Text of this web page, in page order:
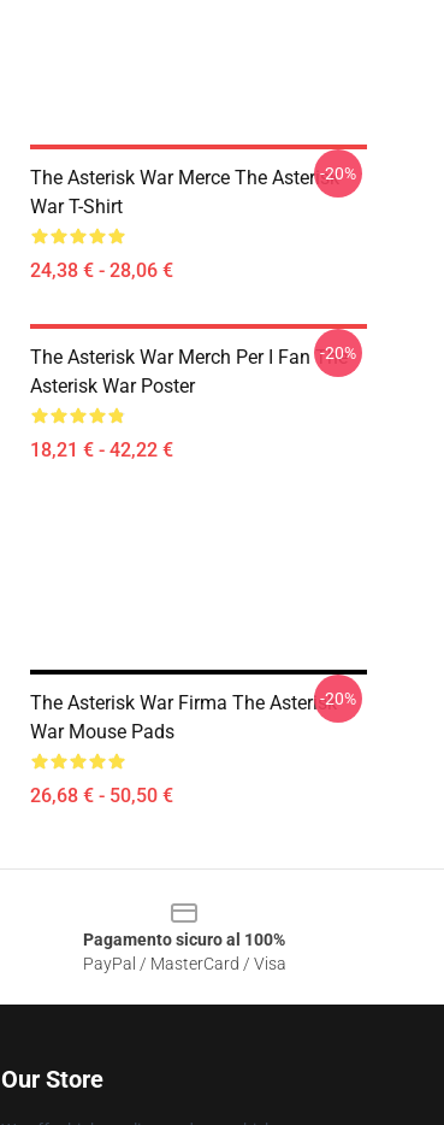
The Asterisk War Merce The Asterisk
War T-Shirt
24,38 € - 28,06 €
-20%
The Asterisk War Merch Per I Fan The
Asterisk War Poster
18,21 € - 42,22 €
-20%
The Asterisk War Firma The Asterisk
War Mouse Pads
26,68 € - 50,50 €
-20%
Pagamento sicuro al 100%
PayPal / MasterCard / Visa
Our Store